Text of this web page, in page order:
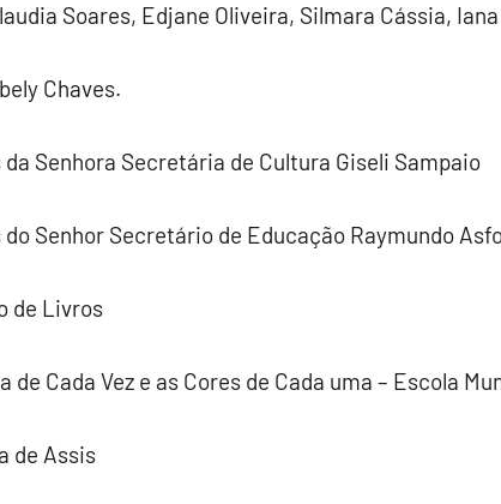
Soares, Edjane Oliveira, Silmara Cássia,
Chaves.
da Senhora Secretária de Cultura Giseli Sampaio
do Senhor Secretário de Educação Raymundo
de Livros
de Cada Vez e as Cores de Cada uma – Escola
de Assis